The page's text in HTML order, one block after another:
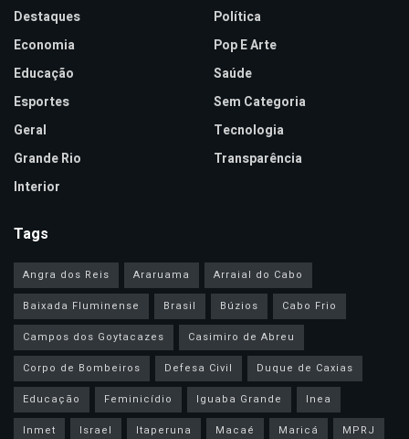
Destaques
Economia
Educação
Esportes
Geral
Grande Rio
Interior
Política
Pop E Arte
Saúde
Sem Categoria
Tecnologia
Transparência
Tags
Angra dos Reis Araruama
Arraial do Cabo
Baixada Fluminense
Brasil Búzios
Cabo Frio
Campos dos Goytacazes
Casimiro de Abreu
Corpo de Bombeiros
Defesa Civil
Duque de Caxias
Educação
Feminicídio Iguaba Grande
Inea
Inmet
Israel Itaperuna Macaé Maricá
MPRJ